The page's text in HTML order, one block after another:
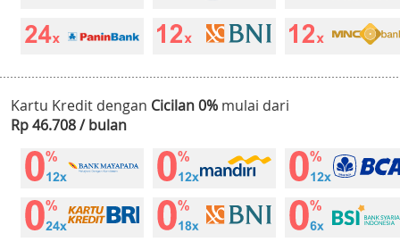
Kartu Kredit dengan Cicilan 0% mulai dari
Rp 46.708 / bulan